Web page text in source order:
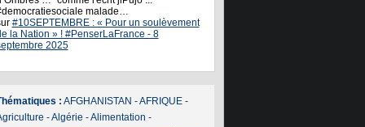
malade…
#10SEPTEMBRE : « Pour un soulèvement
la Nation » ! #PenserLaFrance - 8
2025
: AFGHANISTAN -AFRIQUE-
-Algérie -Alimentation -